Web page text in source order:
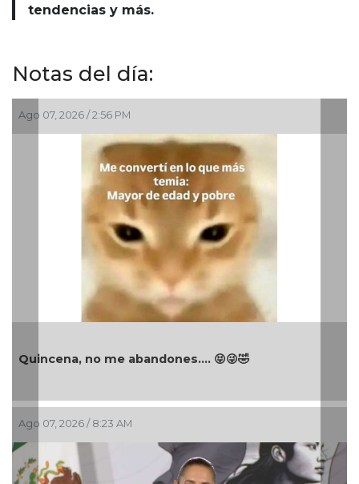
tendencias y más.
Notas del día:
Ago 07, 2026 / 2:56 PM
Quincena, no me abandones.... 😝😜🤣
Ago 07, 2026 / 8:23 AM